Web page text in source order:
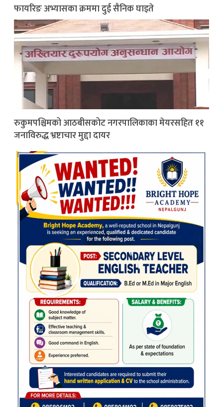
फायरिङ अभ्यासका क्रममा दुई सैनिक घाइते
रुकुमपश्चिमको आठबीसकोट नगरपालिकाका मेयरसहित ११
जनाविरुद्ध भ्रष्टाचार मुद्दा दायर